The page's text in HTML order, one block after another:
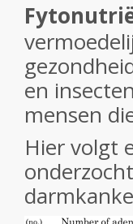
en
mensen
Hier volgt